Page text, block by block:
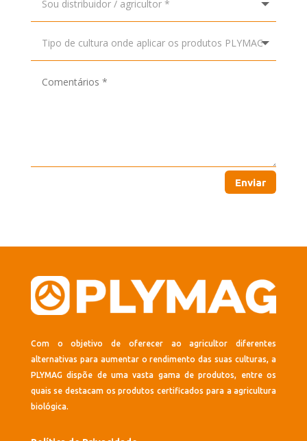
Enviar
Com o objetivo de oferecer ao agricultor diferentes
alternativas para aumentar o rendimento das suas culturas, a
PLYMAG dispõe de uma vasta gama de produtos, entre os
quais se destacam os produtos certificados para a agricultura
biológica.